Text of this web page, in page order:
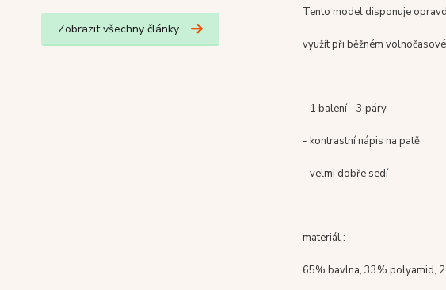
Zobrazit všechny články
Tento model disponuje
využít při běžném
- 1 balení - 3 páry
- kontrastní nápis na patě
- velmi dobře sedí
materiál :
65% bavlna, 33% polyamid,